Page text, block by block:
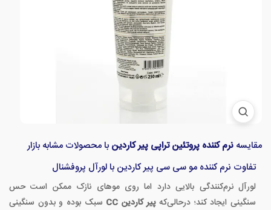
مقایسه نرم کننده پروتئین تراپی پیر کاردین با محصولات مشابه بازار
تفاوت نرم کننده مو سی سی پیر کاردین با لورآل پروفشنال
لورآل نرم‌کنندگی بالایی دارد اما روی موهای نازک ممکن است حس
سنگینی ایجاد کند؛ درحالی‌کهپیر کاردین CC
سبک بوده و بدون سنگینی